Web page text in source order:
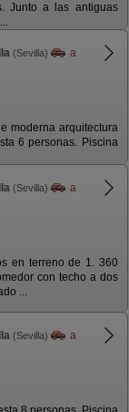
Junto a las antiguas
(Sevilla)
a
moderna arquitectura
6 personas. Piscina
(Sevilla)
a
en terreno de 1. 360
con techo a dos
...
(Sevilla)
a